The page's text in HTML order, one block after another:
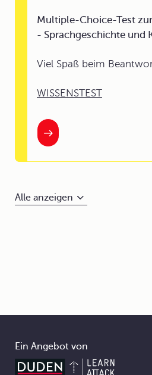
Multiple-Choice-Test
- Sprachgeschichte und
Viel Spaß beim
WISSENSTEST
Alle anzeigen
Ein Angebot von